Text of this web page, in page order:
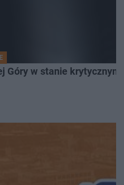
Góry w stanie